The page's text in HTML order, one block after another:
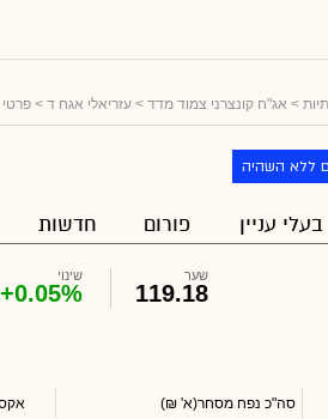
> אג"ח קונצרני צמוד מדד > עזריאלי אגח ד >
ללא השהיה
בעלי עניין פורום חדשות
שער
119.18
שינוי
+0.05%
סה"כ נפח מסחר(א' ₪)